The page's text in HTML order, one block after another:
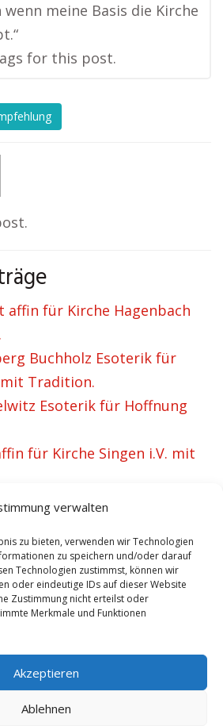
verwalten
zu bieten, verwenden wir Technologien
zu speichern und/oder darauf
Technologien zustimmst, können wir
oder eindeutige IDs auf dieser Website
Zustimmung nicht erteilst oder
Merkmale und Funktionen
Akzeptieren
Ablehnen
wenn meine Basis die Kirche
for this post.
affin für Kirche Hagenbach
Buchholz Esoterik für
Tradition.
Esoterik für Hoffnung
für Kirche Singen i.V. mit
& Kirche ist für viele
NÄCHSTER ARTIKEL
Warum Kirche Groß
Esoterik hilfreich